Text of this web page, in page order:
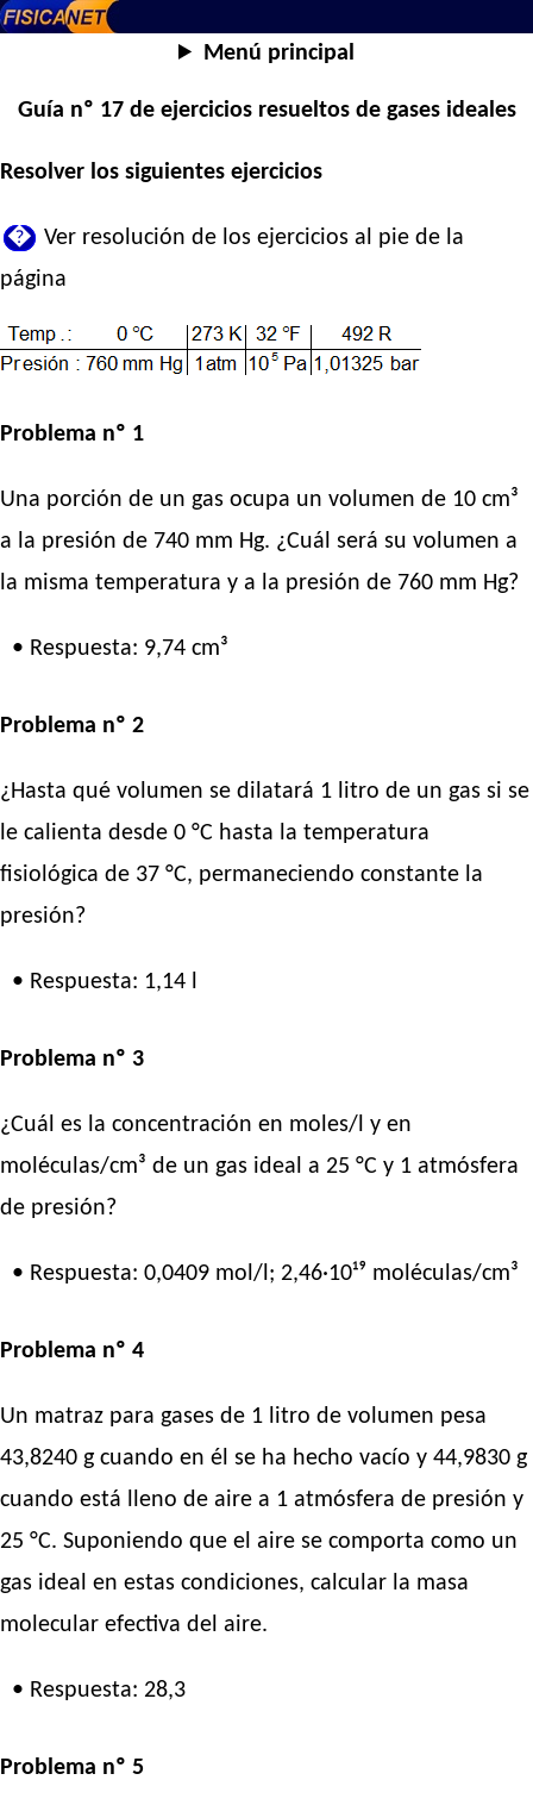
Menú principal
Guía nº 17 de ejercicios resueltos de gases ideales
Resolver los siguientes ejercicios
� Ver resolución de los ejercicios al pie de la
página
Problema nº 1
Una porción de un gas ocupa un volumen de 10 cm³
a la presión de 740 mm Hg. ¿Cuál será su volumen a
la misma temperatura y a la presión de 760 mm Hg?
• Respuesta: 9,74 cm³
Problema nº 2
¿Hasta qué volumen se dilatará 1 litro de un gas si se
le calienta desde 0 °C hasta la temperatura
fisiológica de 37 °C, permaneciendo constante la
presión?
• Respuesta: 1,14 l
Problema nº 3
¿Cuál es la concentración en moles/l y en
moléculas/cm³ de un gas ideal a 25 °C y 1 atmósfera
de presión?
• Respuesta: 0,0409 mol/l; 2,46·10¹⁹ moléculas/cm³
Problema nº 4
Un matraz para gases de 1 litro de volumen pesa
43,8240 g cuando en él se ha hecho vacío y 44,9830 g
cuando está lleno de aire a 1 atmósfera de presión y
25 °C. Suponiendo que el aire se comporta como un
gas ideal en estas condiciones, calcular la masa
molecular efectiva del aire.
• Respuesta: 28,3
Problema nº 5